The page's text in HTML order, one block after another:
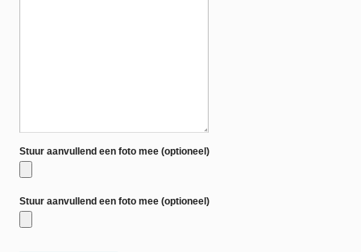
Stuur aanvullend een foto mee (optioneel)
Stuur aanvullend een foto mee (optioneel)